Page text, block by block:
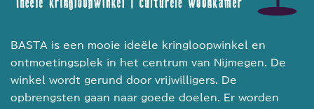
BASTA is een mooie ideële kringloopwinkel en
ontmoetingsplek in het centrum van Nijmegen. De
winkel wordt gerund door vrijwilligers. De
opbrengsten gaan naar goede doelen. Er worden